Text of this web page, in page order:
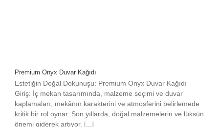
Premium Onyx Duvar Kağıdı
Estetiğin Doğal Dokunuşu: Premium Onyx Duvar Kağıdı
Giriş: İç mekan tasarımında, malzeme seçimi ve duvar
kaplamaları, mekânın karakterini ve atmosferini belirlemede
kritik bir rol oynar. Son yıllarda, doğal malzemelerin ve lüksün
önemi giderek artıyor. [...]